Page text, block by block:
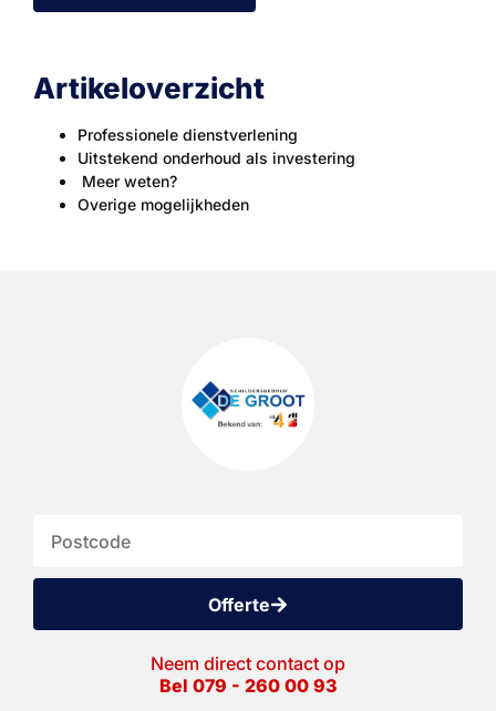
Artikeloverzicht
Professionele dienstverlening
Uitstekend onderhoud als investering
Meer weten?
Overige mogelijkheden
Offerte
Neem direct contact op
Bel 079 - 260 00 93